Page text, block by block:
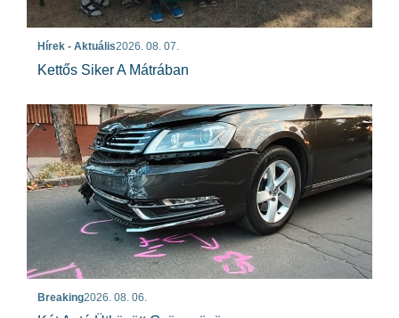
Hírek - Aktuális2026. 08. 07.
Kettős Siker A Mátrában
Breaking2026. 08. 06.